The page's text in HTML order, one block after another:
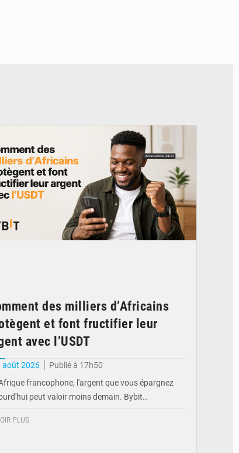
des milliers d’Africains
et font fructifier leur
avec l’USDT
août 2026
Publié à 17h50
francophone, l'argent que vous épargnez
peut valoir moins demain. Bybit…
PLUS